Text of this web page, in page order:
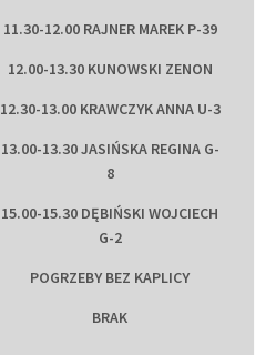
11.30-12.00 RAJNER MAREK P-39
12.00-13.30 KUNOWSKI ZENON
12.30-13.00 KRAWCZYK ANNA U-3
13.00-13.30 JASIŃSKA REGINA G-
8
15.00-15.30 DĘBIŃSKI WOJCIECH
G-2
POGRZEBY BEZ KAPLICY
BRAK